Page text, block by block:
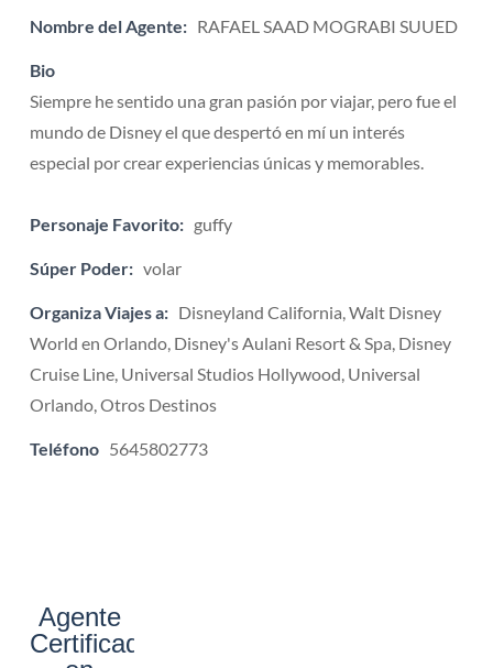
Nombre del Agente: RAFAEL SAAD MOGRABI SUUED
Bio
Siempre he sentido una gran pasión por viajar, pero fue el
mundo de Disney el que despertó en mí un interés
especial por crear experiencias únicas y memorables.
Personaje Favorito: guffy
Súper Poder: volar
Organiza Viajes a: Disneyland California, Walt Disney
World en Orlando, Disney's Aulani Resort & Spa, Disney
Cruise Line, Universal Studios Hollywood, Universal
Orlando, Otros Destinos
Teléfono 5645802773